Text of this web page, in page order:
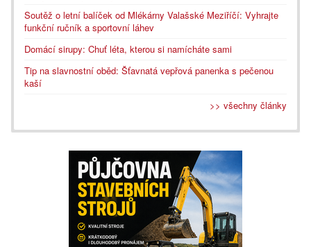
Soutěž o letní balíček od Mlékárny Valašské Meziříčí: Vyhrajte
funkční ručník a sportovní láhev
Domácí sirupy: Chuť léta, kterou si namícháte sami
Tip na slavnostní oběd: Šťavnatá vepřová panenka s pečenou
kaší
>> všechny články